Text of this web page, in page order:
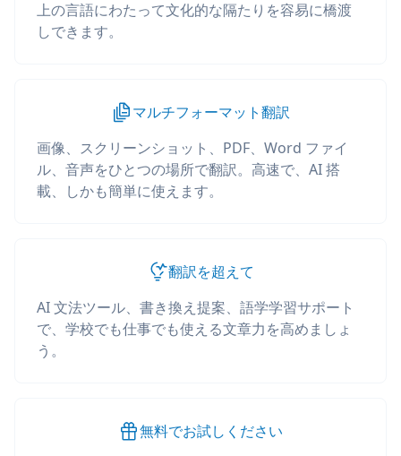
上の言語にわたって文化的な隔たりを容易に橋渡
しできます。
マルチフォーマット翻訳
画像、スクリーンショット、PDF、Word ファイ
ル、音声をひとつの場所で翻訳。高速で、AI 搭
載、しかも簡単に使えます。
翻訳を超えて
AI 文法ツール、書き換え提案、語学学習サポート
で、学校でも仕事でも使える文章力を高めましょ
う。
無料でお試しください